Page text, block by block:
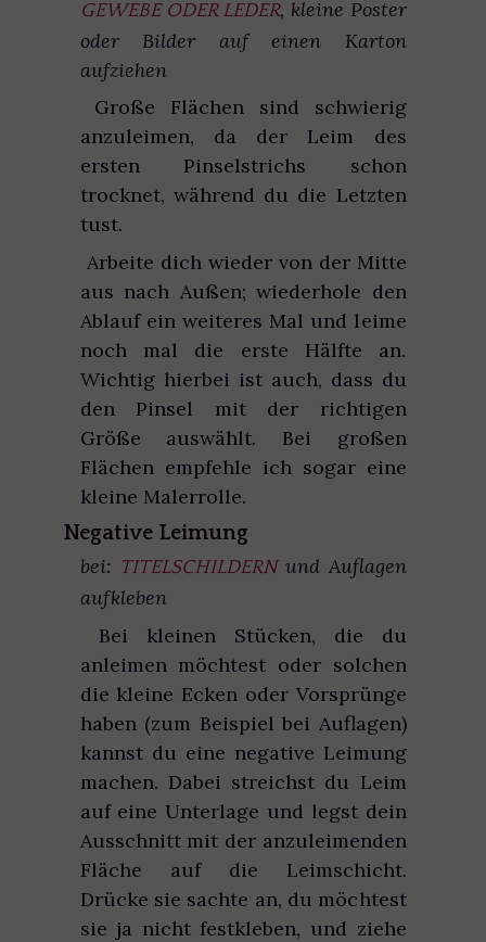
GEWEBE ODER LEDER, kleine Poster
oder Bilder auf einen Karton
aufziehen
Große Flächen sind schwierig
anzuleimen, da der Leim des
ersten Pinselstrichs schon
trocknet, während du die Letzten
tust.
Arbeite dich wieder von der Mitte
aus nach Außen; wiederhole den
Ablauf ein weiteres Mal und leime
noch mal die erste Hälfte an.
Wichtig hierbei ist auch, dass du
den Pinsel mit der richtigen
Größe auswählt. Bei großen
Flächen empfehle ich sogar eine
kleine Malerrolle.
Negative Leimung
bei: TITELSCHILDERNund Auflagen
aufkleben
Bei kleinen Stücken, die du
anleimen möchtest oder solchen
die kleine Ecken oder Vorsprünge
haben (zum Beispiel bei Auflagen)
kannst du eine negative Leimung
machen. Dabei streichst du Leim
auf eine Unterlage und legst dein
Ausschnitt mit der anzuleimenden
Fläche auf die Leimschicht.
Drücke sie sachte an, du möchtest
sie ja nicht festkleben, und ziehe